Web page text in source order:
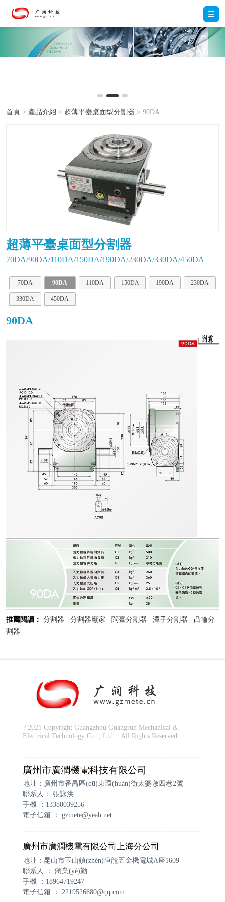
首頁 > 產品介紹 > 超薄平臺桌面型分割器 > 90DA
超薄平臺桌面型分割器
70DA/90DA/110DA/150DA/190DA/230DA/330DA/450DA
70DA 90DA 110DA 150DA 190DA 230DA
330DA 450DA
90DA
推薦閱讀： 分割器 分割器廠家 閩臺分割器 潭子分割器
凸輪分
割器
? 2021 Copyright Guangzhou Guangrun Mechanical &
Electrical Technology Co. , Ltd. . All Rights Reserved.
廣州市廣潤機電科技有限公司
地址：廣州市番禺區(qū)東環(huán)街太婆墩四巷2號
聯系人： 張詠洪
手機 ：13380039256
電子信箱 ： gzmete@yeah.net
廣州市廣潤機電有限公司上海分公司
地址：昆山市玉山鎮(zhèn)恒龍五金機電城A座1609
聯系人 ： 蔣業(yè)勤
手機 ：18964719247
電子信箱 ： 2219526680@qq.com